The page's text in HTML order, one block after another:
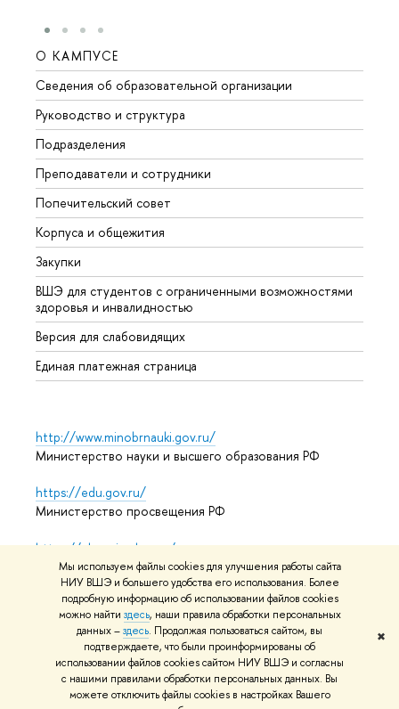
Мы используем файлы cookies для улучшения работы сайта
НИУ ВШЭ и большего удобства его использования. Более
подробную информацию об использовании файлов cookies
можно найти здесь, наши правила обработки персональных
данных –здесь. Продолжая пользоваться сайтом, вы
подтверждаете, что были проинформированы об
использовании файлов cookies сайтом НИУ ВШЭ и согласны
с нашими правилами обработки персональных данных. Вы
можете отключить файлы cookies в настройках Вашего
✖
О КАМПУСЕ
Сведения об образовательной организации
Руководство и структура
Подразделения
Преподаватели и сотрудники
Попечительский совет
Корпуса и общежития
Закупки
ВШЭ для студентов с ограниченными возможностями
здоровья и инвалидностью
Версия для слабовидящих
Единая платежная страница
http://www.minobrnauki.gov.ru/
Министерство науки и высшего образования РФ
https://edu.gov.ru/
Министерство просвещения РФ
https://elearning.hse.ru/mooc
Массовые открытые онлайн-курсы
© НИУ ВШЭ 1993–2026 Адреса и контактыУсловия
использования материаловПолитика конфиденциальности
Карта сайта
Редактору